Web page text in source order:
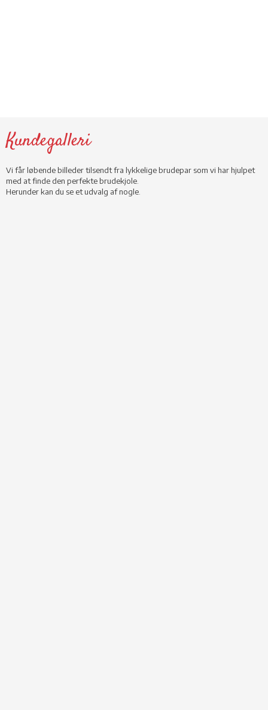
Kundegalleri​
Vi får løbende billeder tilsendt fra lykkelige brudepar som vi har hjulpet
med at finde den perfekte brudekjole.
​Herunder kan du se et udvalg af nogle.